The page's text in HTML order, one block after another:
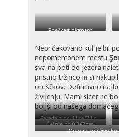
Rdečkast pigment
Nepričakovano kul je bil
nepomembnem mestu
sva na poti od jezera
pristno tržnico in si
oreščkov. Definitivno
življenju. Mami sicer ne
boljši od našega
Paradajz po 4 lire (7 lir =
1 eur)
Češnje po 0.7€? Yes!
Meso je bolj živo